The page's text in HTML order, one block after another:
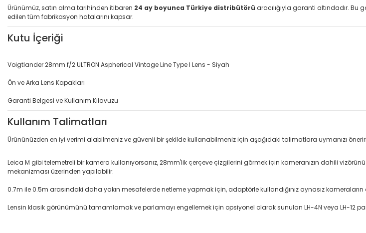
Ürünümüz, satın alma tarihinden itibaren 24 ay boyunca Türkiye distribütörü aracılığıyla garanti altındadır.
edilen tüm fabrikasyon hatalarını kapsar.
Kutu İçeriği
Voigtlander 28mm f/2 ULTRON Aspherical Vintage Line Type I Lens - Siyah
Ön ve Arka Lens Kapakları
Garanti Belgesi ve Kullanım Kılavuzu
Kullanım Talimatları
Ürününüzden en iyi verimi alabilmeniz ve güvenli bir şekilde kullanabilmeniz için aşağıdaki talimatlara uymanızı
Leica M gibi telemetreli bir kamera kullanıyorsanız, 28mm'lik çerçeve çizgilerini görmek için kameranızın dahili
mekanizması üzerinden yapılabilir.
0.7m ile 0.5m arasındaki daha yakın mesafelerde netleme yapmak için, adaptörle kullandığınız aynasız kameraların
Lensin klasik görünümünü tamamlamak ve parlamayı engellemek için opsiyonel olarak sunulan LH-4N veya LH-12